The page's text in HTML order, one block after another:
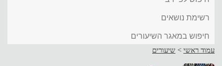
רשימת נושאים
חיפוש במאגר השיעורים
עמוד ראשי > שיעורים